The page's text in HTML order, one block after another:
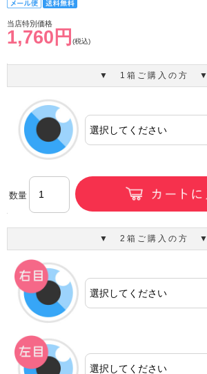
当店特別価格
1,760円 (税込)
▼ 1箱ご購入の方 ▼
数量
▼ 2箱ご購入の方 ▼